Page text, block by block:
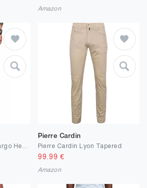
Amazon
Pierre Cardin
Pierre Cardin Lyon Tapered
99.99 €
Amazon